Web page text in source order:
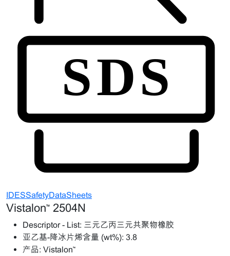
IDESSafetyDataSheets
Vistalon™ 2504N
Descriptor - List: 三元乙丙三元共聚物橡胶
亚乙基-降冰片烯含量 (wt%): 3.8
产品: Vistalon™